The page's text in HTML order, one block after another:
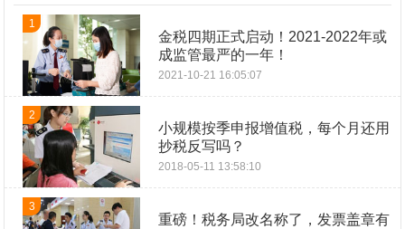
1
金税四期正式启动！2021-2022年或
成监管最严的一年！
2021-10-21 16:05:07
2
小规模按季申报增值税，每个月还用
抄税反写吗？
2018-05-11 13:58:10
3
重磅！税务局改名称了，发票盖章有